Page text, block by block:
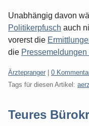
Unabhängig davon
Politikerpfusch auch
vorerst die
die
Kategorien:
Ärztepranger | 0
Tags für diesen Artikel:
Teures